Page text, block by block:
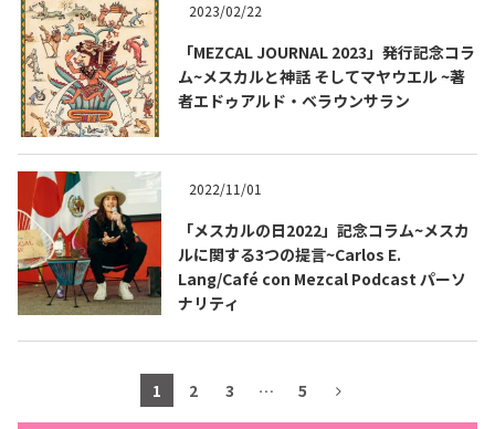
2023/02/22
「MEZCAL JOURNAL 2023」発行記念コラ
ム~メスカルと神話 そしてマヤウエル ~著
者エドゥアルド・ベラウンサラン
2022/11/01
「メスカルの日2022」記念コラム~メスカ
ルに関する3つの提言~Carlos E.
Lang/Café con Mezcal Podcast パーソ
ナリティ
1 2 3 … 5